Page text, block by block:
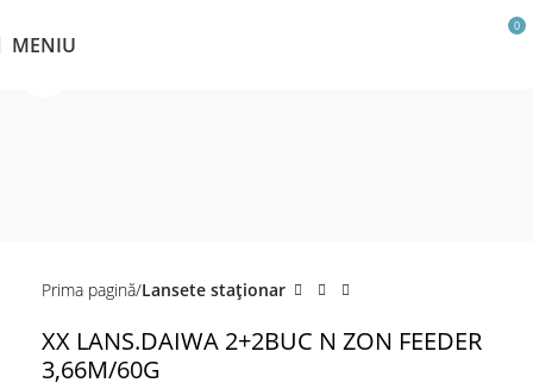
MENIU
0
Prima pagină Lansete staţionar
XX LANS.DAIWA 2+2BUC N ZON FEEDER
3,66M/60G